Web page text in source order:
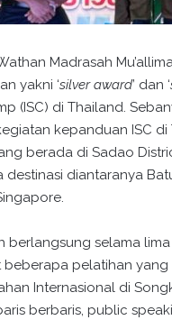
Madrasah
yakni ‘silver award’ dan ‘
(ISC) di Thailand.
kepanduan ISC
berada di Sadao
diantaranya
berlangsung selama
pelatihan yang
Internasional di
berbaris, public